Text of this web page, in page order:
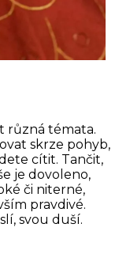
různá témata.
skrze pohyb,
cítit. Tančit,
je dovoleno,
či niterné,
pravdivé.
svou duší.